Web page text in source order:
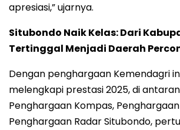
apresiasi,” ujarnya.
Situbondo Naik Kelas: Dari
Tertinggal Menjadi Daerah
Dengan penghargaan Kemendagri
melengkapi prestasi 2025, di
Penghargaan Kompas, Penghargaan
Penghargaan Radar Situbondo,